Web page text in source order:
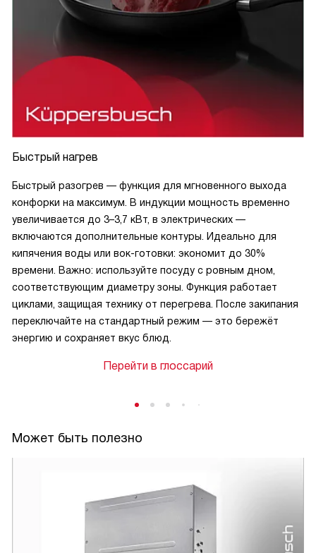
Быстрый нагрев
Быстрый разогрев — функция для мгновенного выхода
конфорки на максимум. В индукции мощность временно
увеличивается до 3–3,7 кВт, в электрических —
включаются дополнительные контуры. Идеально для
кипячения воды или вок-готовки: экономит до 30%
времени. Важно: используйте посуду с ровным дном,
соответствующим диаметру зоны. Функция работает
циклами, защищая технику от перегрева. После закипания
переключайте на стандартный режим — это бережёт
энергию и сохраняет вкус блюд.
Перейти в глоссарий
Может быть полезно